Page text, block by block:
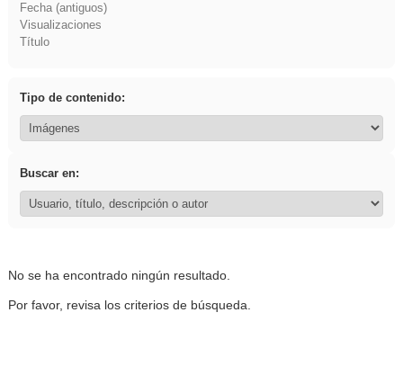
Fecha (antiguos)
Visualizaciones
Título
Tipo de contenido:
Buscar en:
No se ha encontrado ningún resultado.
Por favor, revisa los criterios de búsqueda.